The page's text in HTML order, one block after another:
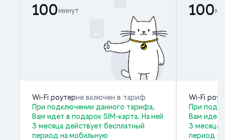
100минут
Wi-Fi роутерне включен в тариф
При подключении данного тарифа,
Вам идет в подарок SIM-карта. На ней
3 месяца действует бесплатный
период на мобильную
100
Wi-Fi
При
Вам идет
3 месяца
период